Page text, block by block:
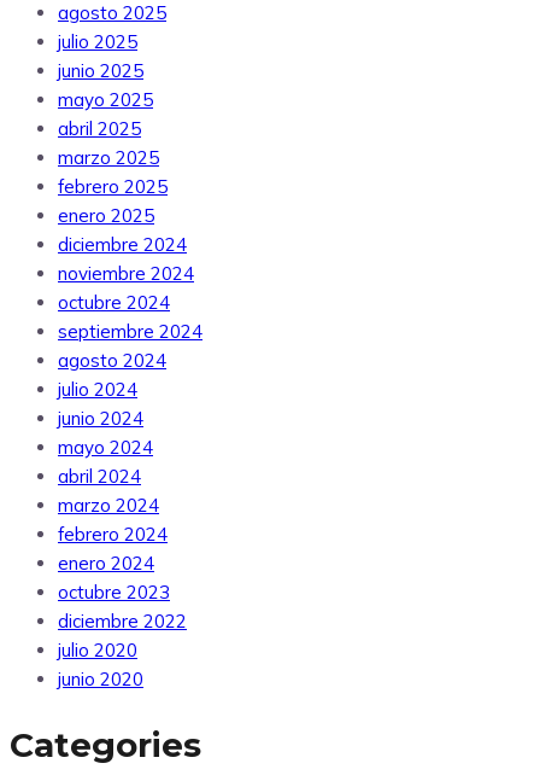
agosto 2025
julio 2025
junio 2025
mayo 2025
abril 2025
marzo 2025
febrero 2025
enero 2025
diciembre 2024
noviembre 2024
octubre 2024
septiembre 2024
agosto 2024
julio 2024
junio 2024
mayo 2024
abril 2024
marzo 2024
febrero 2024
enero 2024
octubre 2023
diciembre 2022
julio 2020
junio 2020
Categories